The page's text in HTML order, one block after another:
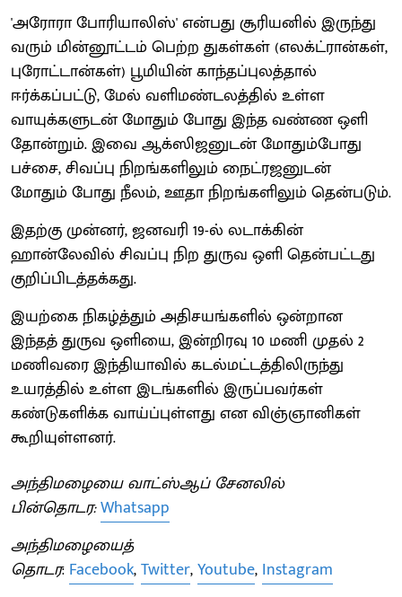
'அரோரா போரியாலிஸ்' என்பது சூரியனில் இருந்து
வரும் மின்னூட்டம் பெற்ற துகள்கள் (எலக்ட்ரான்கள்,
புரோட்டான்கள்) பூமியின் காந்தப்புலத்தால்
ஈர்க்கப்பட்டு, மேல் வளிமண்டலத்தில் உள்ள
வாயுக்களுடன் மோதும் போது இந்த வண்ண ஒளி
தோன்றும். இவை ஆக்ஸிஜனுடன் மோதும்போது
பச்சை, சிவப்பு நிறங்களிலும் நைட்ரஜனுடன்
மோதும் போது நீலம், ஊதா நிறங்களிலும் தென்படும்.
இதற்கு முன்னர், ஜனவரி 19-ல் லடாக்கின்
ஹான்லேவில் சிவப்பு நிற துருவ ஒளி தென்பட்டது
குறிப்பிடத்தக்கது.
இயற்கை நிகழ்த்தும் அதிசயங்களில் ஒன்றான
இந்தத் துருவ ஒளியை, இன்றிரவு 10 மணி முதல் 2
மணிவரை இந்தியாவில் கடல்மட்டத்திலிருந்து
உயரத்தில் உள்ள இடங்களில் இருப்பவர்கள்
கண்டுகளிக்க வாய்ப்புள்ளது என விஞ்ஞானிகள்
கூறியுள்ளனர்.
அந்திமழையை வாட்ஸ்ஆப் சேனலில்
பின்தொடர:Whatsapp
அந்திமழையைத்
தொடர: Facebook,Twitter,Youtube, Instagram